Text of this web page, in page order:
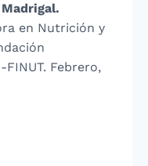
en Nutrición y
Febrero,